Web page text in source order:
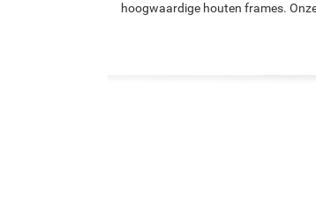
hoogwaardige houten frames.